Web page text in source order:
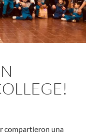
compartieron una